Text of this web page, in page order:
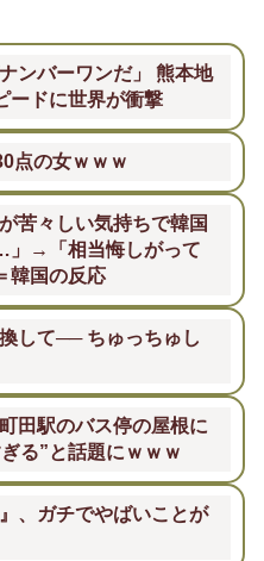
ンバーワンだ」 熊本地
ードに世界が衝撃
点の女ｗｗｗ
苦々しい気持ちで韓国
」→「相当悔しがって
韓国の反応
して── ちゅっちゅし
田駅のバス停の屋根に
る”と話題にｗｗｗ
、ガチでやばいことが